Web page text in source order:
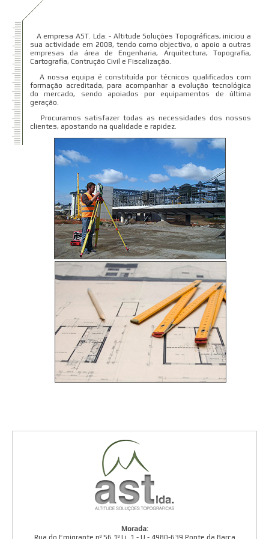
A empresa AST. Lda. - Altitude Soluções Topográficas, iniciou a
sua actividade em 2008, tendo como objectivo, o apoio a outras
empresas da área de Engenharia, Arquitectura, Topografia,
Cartografia, Contrução Civil e Fiscalização.
A nossa equipa é constituída por técnicos qualificados com
formação acreditada, para acompanhar a evolução tecnológica
do mercado, sendo apoiados por equipamentos de última
geração.
Procuramos satisfazer todas as necessidades dos nossos
clientes, apostando na qualidade e rapidez.
Morada:
Rua do Emigrante nº 56 1º Lj. 1 - U - 4980-639 Ponte da Barca